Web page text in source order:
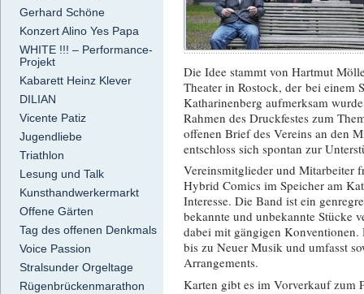
Gerhard Schöne
Konzert Alino Yes Papa
WHITE !!! – Performance-
Projekt
Kabarett Heinz Klever
DILIAN
Vicente Patiz
Jugendliebe
Triathlon
Lesung und Talk
Kunsthandwerkermarkt
Offene Gärten
Tag des offenen Denkmals
Voice Passion
Stralsunder Orgeltage
Rügenbrückenmarathon
Die Idee stammt von Hartmut
Theater in Rostock, der bei einem
Katharinenberg aufmerksam
Rahmen des Druckfestes zum
offenen Brief des Vereins an den
entschloss sich spontan zur
Vereinsmitglieder und Mitarbeiter
Hybrid Comics im Speicher am
Interesse. Die Band ist ein
bekannte und unbekannte Stücke
dabei mit gängigen
bis zu Neuer Musik und umfasst
Arrangements.
Karten gibt es im Vorverkauf zum